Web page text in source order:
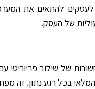
להתאים את
של העסק.
של שילוב
בכל רגע נתון. זה